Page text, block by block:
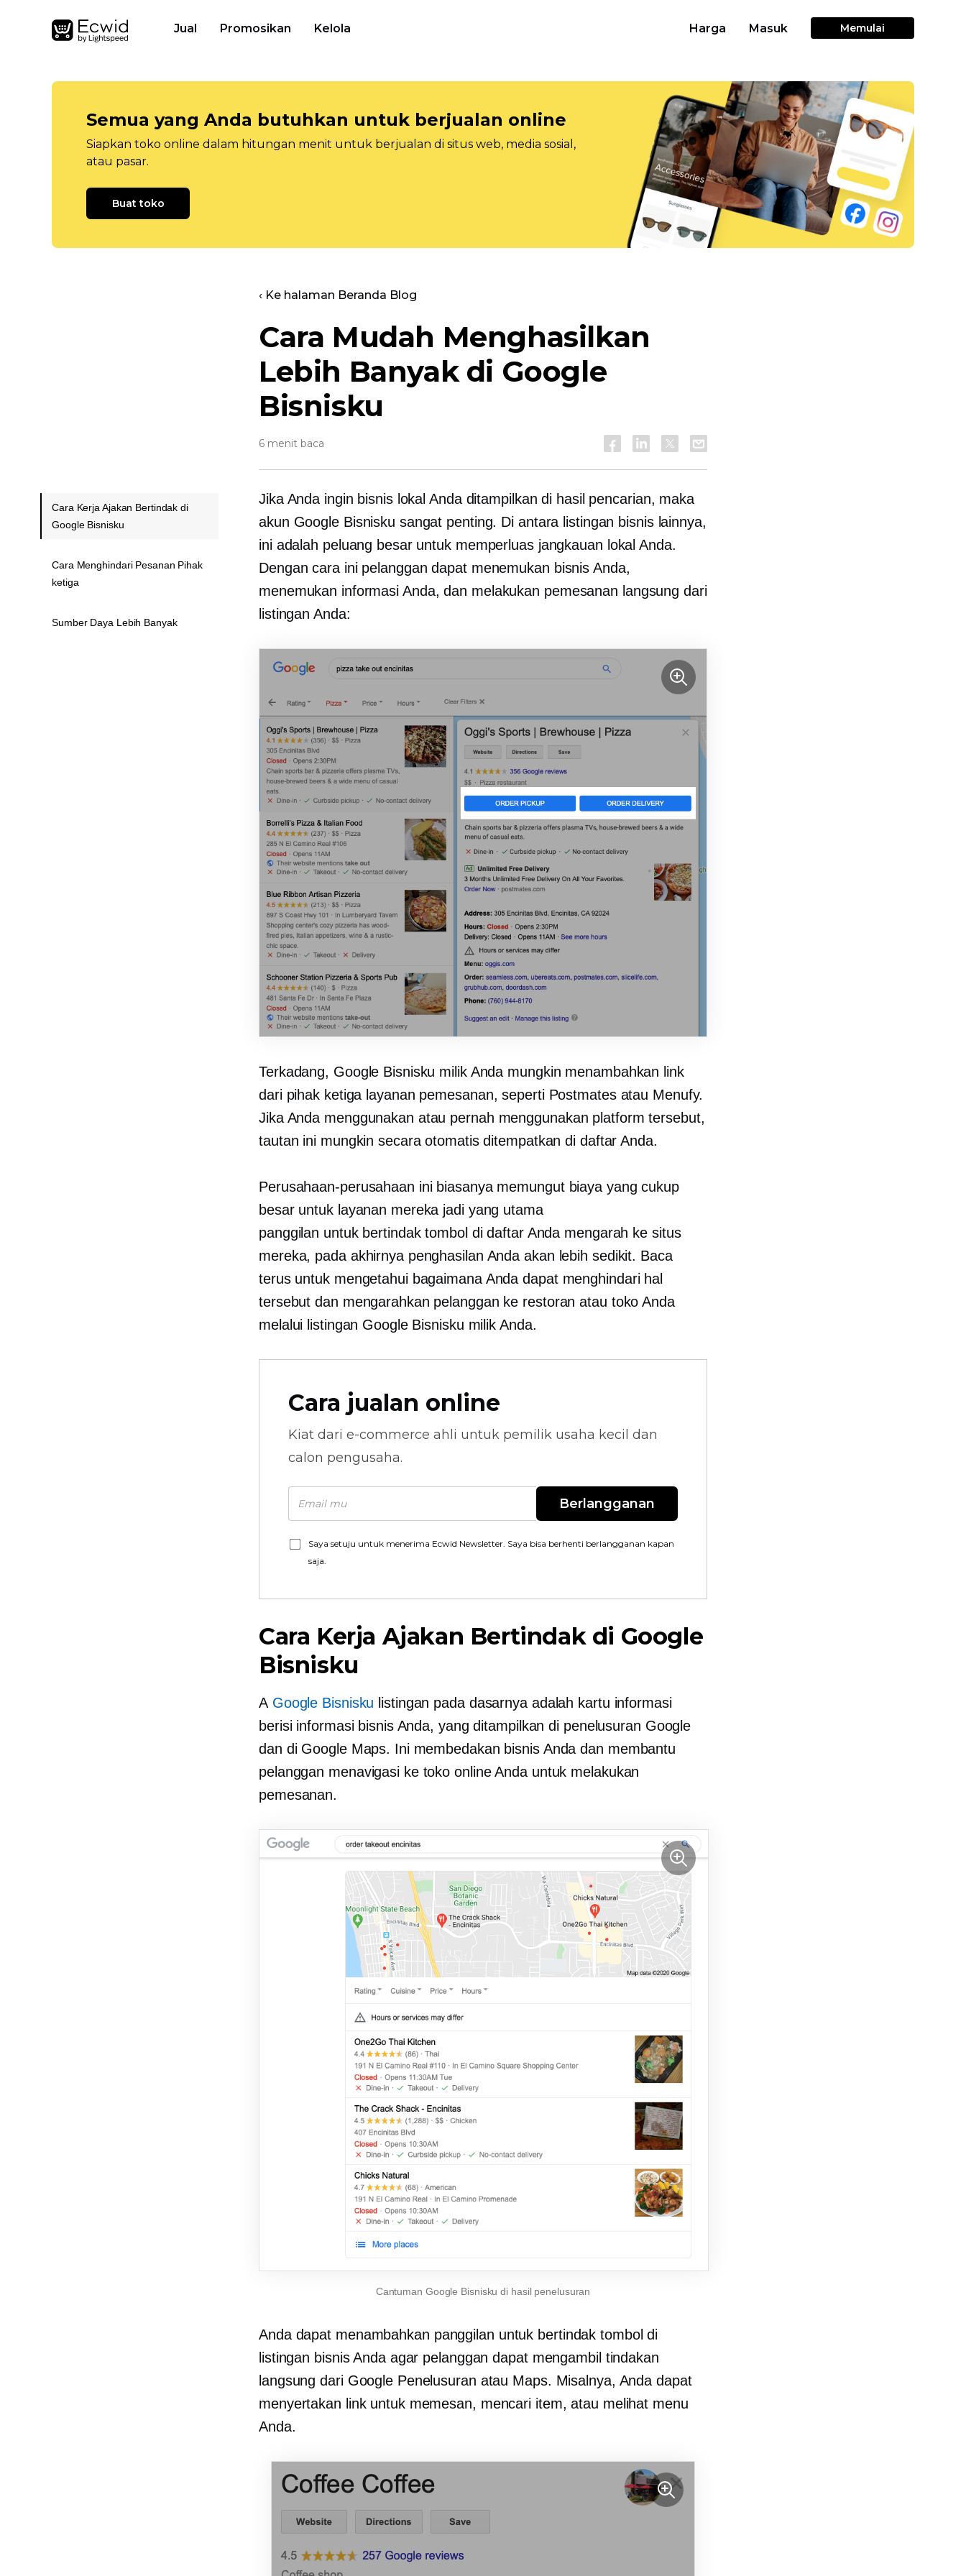
Jual Promosikan Kelola Harga Masuk Memulai
Semua yang Anda butuhkan untuk berjualan online
Siapkan toko online dalam hitungan menit untuk berjualan di situs web, media sosial,
atau pasar.
Buat toko
‹ Ke halaman Beranda Blog
Cara Mudah Menghasilkan
Lebih Banyak di Google
Bisnisku
6 menit baca
Jika Anda ingin bisnis lokal Anda ditampilkan di hasil pencarian, maka
akun Google Bisnisku sangat penting. Di antara listingan bisnis lainnya,
ini adalah peluang besar untuk memperluas jangkauan lokal Anda.
Dengan cara ini pelanggan dapat menemukan bisnis Anda,
menemukan informasi Anda, dan melakukan pemesanan langsung dari
listingan Anda:
Terkadang, Google Bisnisku milik Anda mungkin menambahkan link
dari pihak ketiga layanan pemesanan, seperti Postmates atau Menufy.
Jika Anda menggunakan atau pernah menggunakan platform tersebut,
tautan ini mungkin secara otomatis ditempatkan di daftar Anda.
Perusahaan-perusahaan ini biasanya memungut biaya yang cukup
besar untuk layanan mereka jadi yang utama
panggilan untuk bertindaktombol di daftar Anda mengarah ke situs
mereka, pada akhirnya penghasilan Anda akan lebih sedikit. Baca
terus untuk mengetahui bagaimana Anda dapat menghindari hal
tersebut dan mengarahkan pelanggan ke restoran atau toko Anda
melalui listingan Google Bisnisku milik Anda.
Cara jualan online
Kiat dari e-commerce ahli untuk pemilik usaha kecil dan
calon pengusaha.
Berlangganan
Saya setuju untuk menerima Ecwid Newsletter. Saya bisa berhenti berlangganan kapan
saja.
Cara Kerja Ajakan Bertindak di Google
Bisnisku
A Google Bisnisku listingan pada dasarnya adalah kartu informasi
berisi informasi bisnis Anda, yang ditampilkan di penelusuran Google
dan di Google Maps. Ini membedakan bisnis Anda dan membantu
pelanggan menavigasi ke toko online Anda untuk melakukan
pemesanan.
Cantuman Google Bisnisku di hasil penelusuran
Anda dapat menambahkan panggilan untuk bertindak tombol di
listingan bisnis Anda agar pelanggan dapat mengambil tindakan
langsung dari Google Penelusuran atau Maps. Misalnya, Anda dapat
menyertakan link untuk memesan, mencari item, atau melihat menu
Anda.
Cara Kerja Ajakan Bertindak di
Google Bisnisku
Cara Menghindari Pesanan Pihak
ketiga
Sumber Daya Lebih Banyak